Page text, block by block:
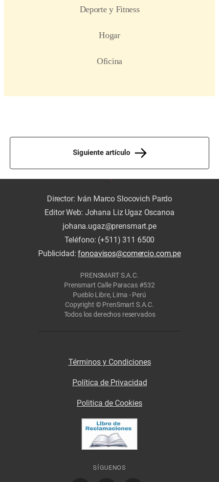
Siguiente artículo
Director: Iván Marco Slocovich Pardo
Editor Web: Johana Liz Ugaz Oscanoa
johana.ugaz@prensmart.pe
Teléfono: (+511) 311 6500
Publicidad:fonoavisos@comercio.com.pe
PRENSMART S.A.C.
Prensmart Calle Paracas #532
Pueblo Libre, Lima - Perú
Copyright © PrenSmart S.A.C.
Todos los derechos reservados
Términos y Condiciones
Política de Privacidad
Politica de Cookies
SÍGUENOS